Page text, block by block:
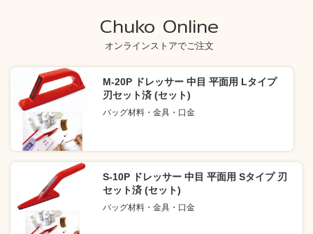
Chuko Online
オンラインストアでご注文
M-20P ドレッサー 中目 平面用 Lタイプ
刃セット済 (セット)
バッグ材料・金具・口金
S-10P ドレッサー 中目 平面用 Sタイプ 刃
セット済 (セット)
バッグ材料・金具・口金